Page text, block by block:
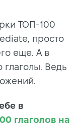
ТОП-100
просто
еще. А в
глаголы. Ведь
в
глаголов на